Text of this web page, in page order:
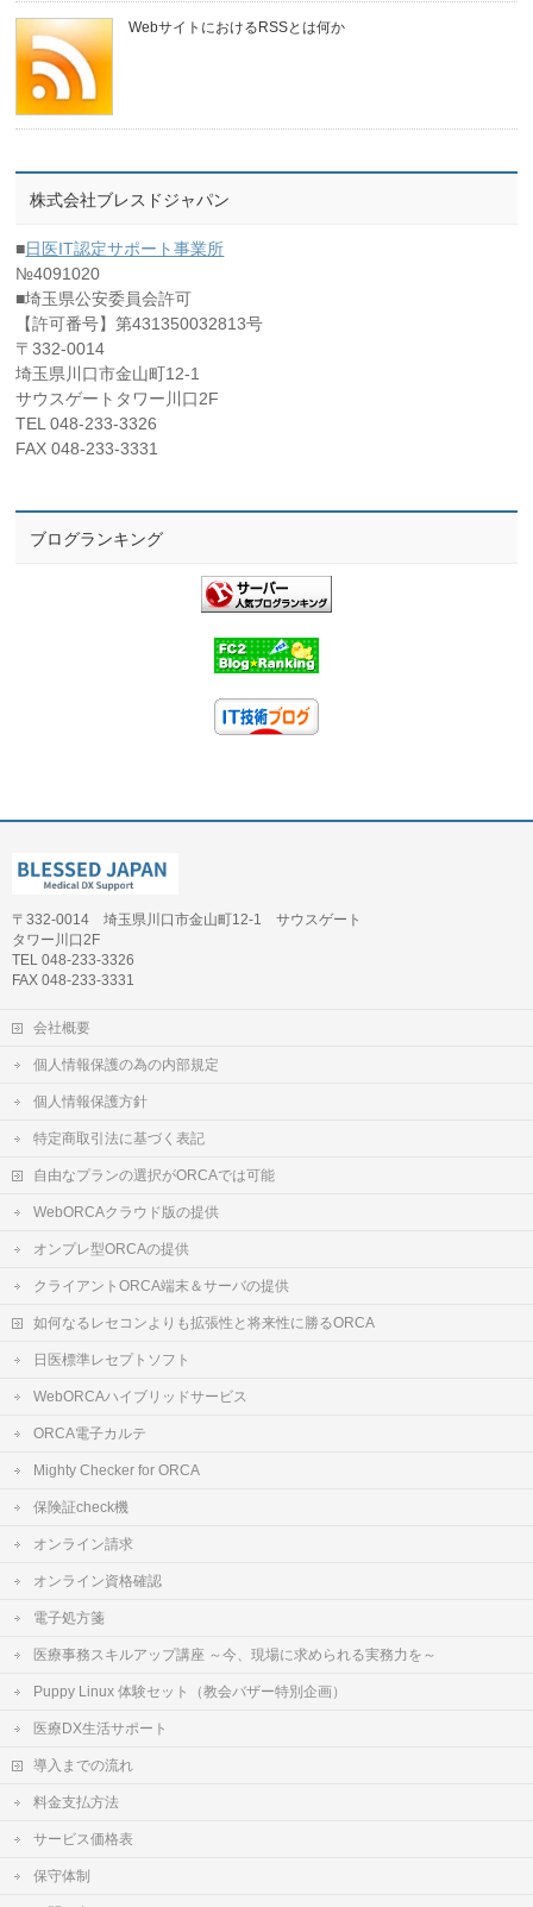
WebサイトにおけるRSSとは何か
株式会社ブレスドジャパン
■日医IT認定サポート事業所
№4091020
■埼玉県公安委員会許可
【許可番号】第431350032813号
〒332-0014
埼玉県川口市金山町12-1
サウスゲートタワー川口2F
TEL 048-233-3326
FAX 048-233-3331
ブログランキング
〒332-0014 埼玉県川口市金山町12-1 サウスゲート
タワー川口2F
TEL 048-233-3326
FAX 048-233-3331
会社概要
個人情報保護の為の内部規定
個人情報保護方針
特定商取引法に基づく表記
自由なプランの選択がORCAでは可能
WebORCAクラウド版の提供
オンプレ型ORCAの提供
クライアントORCA端末＆サーバの提供
如何なるレセコンよりも拡張性と将来性に勝るORCA
日医標準レセプトソフト
WebORCAハイブリッドサービス
ORCA電子カルテ
Mighty Checker for ORCA
保険証check機
オンライン請求
オンライン資格確認
電子処方箋
医療事務スキルアップ講座 ～今、現場に求められる実務力を～
Puppy Linux 体験セット（教会バザー特別企画）
医療DX生活サポート
導入までの流れ
料金支払方法
サービス価格表
保守体制